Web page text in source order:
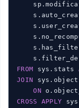
FROM sys.stats
JOIN
ON
CROSS
APPLY